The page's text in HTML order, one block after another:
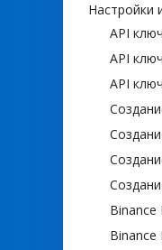
Настройки
API
API
API
Binance
Binance